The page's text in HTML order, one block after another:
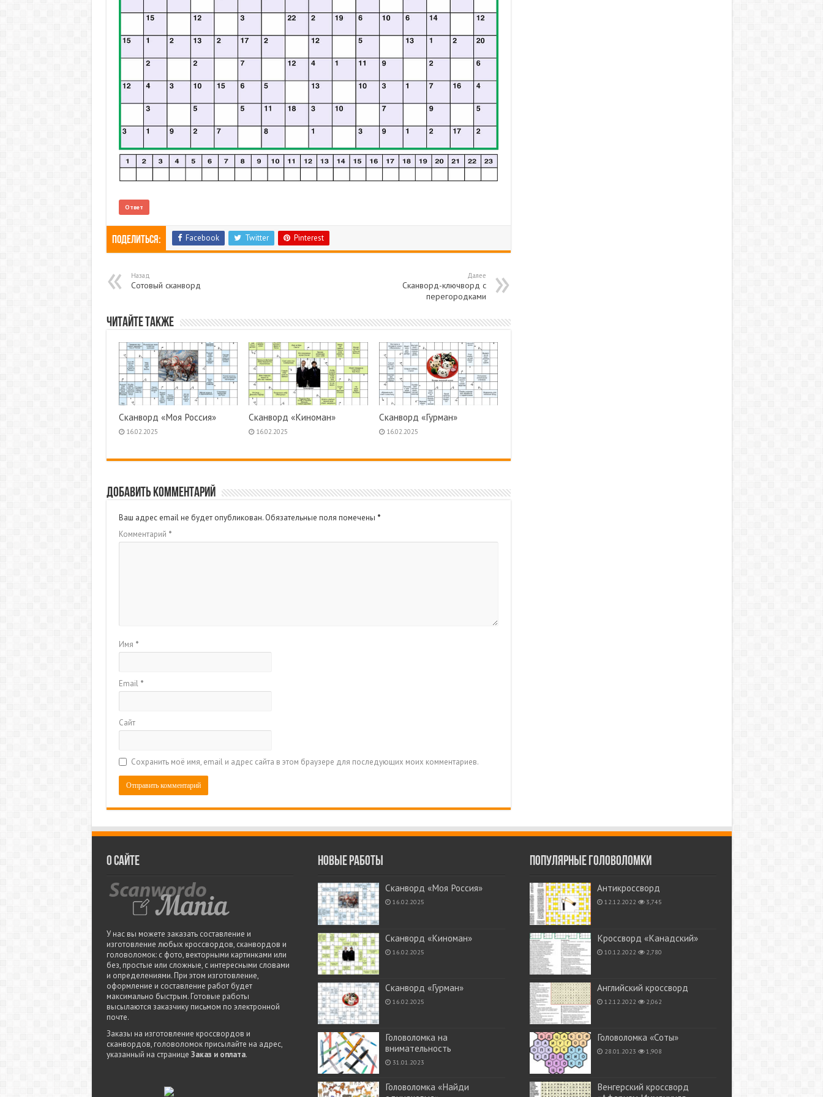
Ответ
Поделиться: Facebook Twitter Pinterest
Назад
Сотовый сканворд
Далее
Сканворд-ключворд с
перегородками
Читайте также
Сканворд «Моя Россия»
16.02.2025
Сканворд «Киноман»
16.02.2025
Сканворд «Гурман»
16.02.2025
Добавить комментарий
Ваш адрес email не будет опубликован. Обязательные поля помечены *
Комментарий *
Имя *
Email *
Сайт
Сохранить моё имя, email и адрес сайта в этом браузере для последующих моих комментариев.
О сайте
У нас вы можете заказать составление и
изготовление любых кроссвордов, сканвордов и
головоломок: с фото, векторными картинками или
без, простые или сложные, с интересными словами
и определениями. При этом изготовление,
оформление и составление работ будет
максимально быстрым. Готовые работы
высылаются заказчику письмом по электронной
почте.
Заказы на изготовление кроссвордов и
сканвордов, головоломок присылайте на адрес,
указанный на странице Заказ и оплата.
Новые работы
Сканворд «Моя Россия»
16.02.2025
Сканворд «Киноман»
16.02.2025
Сканворд «Гурман»
16.02.2025
Головоломка на
внимательность
31.01.2023
Головоломка «Найди
Популярные головоломки
Антикроссворд
12.12.2022 3,745
Кроссворд «Канадский»
10.12.2022 2,780
Английский кроссворд
12.12.2022 2,062
Головоломка «Соты»
28.01.2023 1,908
Венгерский кроссворд